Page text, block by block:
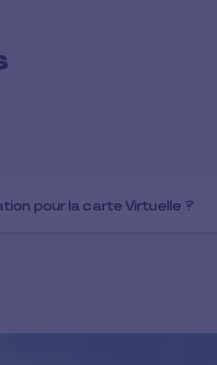
pour la carte Virtuelle ?